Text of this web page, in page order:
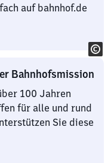
auf bahnhof.de
Bahnhofsmission
100 Jahren
für alle und rund
Sie diese